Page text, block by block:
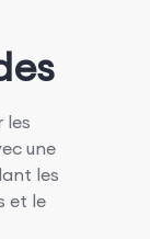
les
une
les
et le